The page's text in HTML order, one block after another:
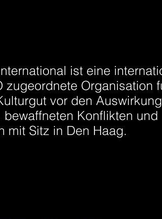
ist eine
zugeordnete Organisation
vor den
bewaffneten Konflikten und
mit Sitz in Den Haag.